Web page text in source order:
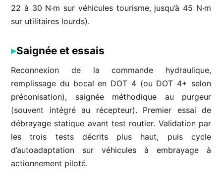
22 à 30 N·m sur véhicules tourisme, jusqu’à 45 N·m
sur utilitaires lourds).
Saignée et essais
Reconnexion de la commande hydraulique,
remplissage du bocal en DOT 4 (ou DOT 4+ selon
préconisation), saignée méthodique au purgeur
(souvent intégré au récepteur). Premier essai de
débrayage statique avant test routier. Validation par
les trois tests décrits plus haut, puis cycle
d’autoadaptation sur véhicules à embrayage à
actionnement piloté.